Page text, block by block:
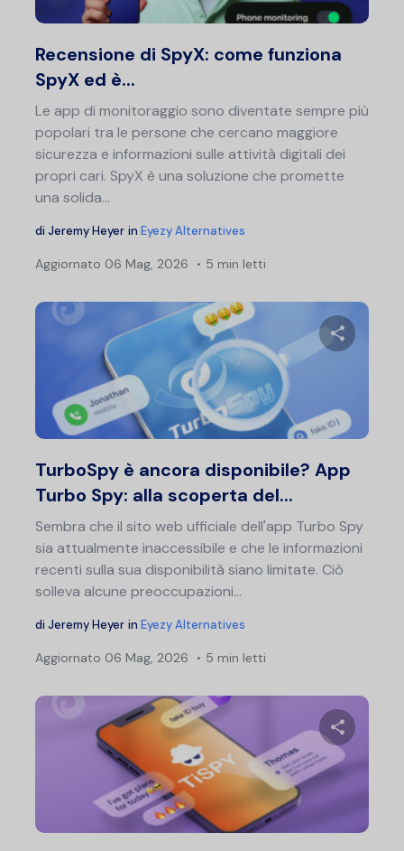
Recensione di SpyX: come funziona
SpyX ed è...
Le app di monitoraggio sono diventate sempre più
popolari tra le persone che cercano maggiore
sicurezza e informazioni sulle attività digitali dei
propri cari. SpyX è una soluzione che promette
una solida...
di Jeremy Heyer in Eyezy Alternatives
Aggiornato 06 Mag, 2026 5 min letti
TurboSpy è ancora disponibile? App
Turbo Spy: alla scoperta del...
Sembra che il sito web ufficiale dell'app Turbo Spy
sia attualmente inaccessibile e che le informazioni
recenti sulla sua disponibilità siano limitate. Ciò
solleva alcune preoccupazioni...
di Jeremy Heyer in Eyezy Alternatives
Aggiornato 06 Mag, 2026 5 min letti
Condividi